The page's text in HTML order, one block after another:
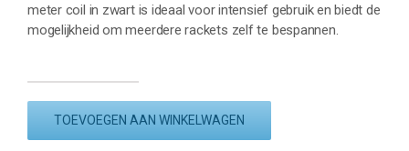
meter coil in zwart is ideaal voor intensief gebruik en biedt de
mogelijkheid om meerdere rackets zelf te bespannen.
PLX
TOEVOEGEN AAN WINKELWAGEN